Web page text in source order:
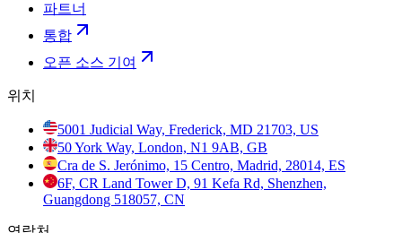
파트너
통합
오픈 소스 기여
위치
5001 Judicial Way, Frederick, MD 21703, US
50 York Way, London, N1 9AB, GB
Cra de S. Jerónimo, 15 Centro, Madrid, 28014, ES
6F, CR Land Tower D, 91 Kefa Rd, Shenzhen,
Guangdong 518057, CN